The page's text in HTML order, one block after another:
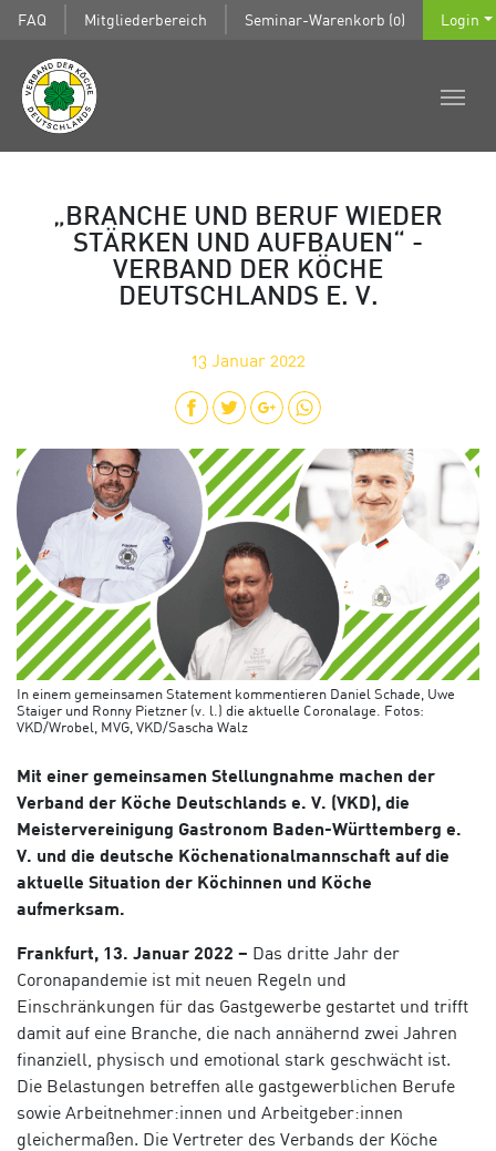
FAQ Mitgliederbereich Seminar-Warenkorb (0) Login
„BRANCHE UND BERUF WIEDER
STÄRKEN UND AUFBAUEN“ -
VERBAND DER KÖCHE
DEUTSCHLANDS E. V.
13 Januar 2022
In einem gemeinsamen Statement kommentieren Daniel Schade, Uwe
Staiger und Ronny Pietzner (v. l.) die aktuelle Coronalage. Fotos:
VKD/Wrobel, MVG, VKD/Sascha Walz
Mit einer gemeinsamen Stellungnahme machen der
Verband der Köche Deutschlands e. V. (VKD), die
Meistervereinigung Gastronom Baden-Württemberg e.
V. und die deutsche Köchenationalmannschaft auf die
aktuelle Situation der Köchinnen und Köche
aufmerksam.
Frankfurt, 13. Januar 2022 – Das dritte Jahr der
Coronapandemie ist mit neuen Regeln und
Einschränkungen für das Gastgewerbe gestartet und trifft
damit auf eine Branche, die nach annähernd zwei Jahren
finanziell, physisch und emotional stark geschwächt ist.
Die Belastungen betreffen alle gastgewerblichen Berufe
sowie Arbeitnehmer:innen und Arbeitgeber:innen
gleichermaßen. Die Vertreter des Verbands der Köche